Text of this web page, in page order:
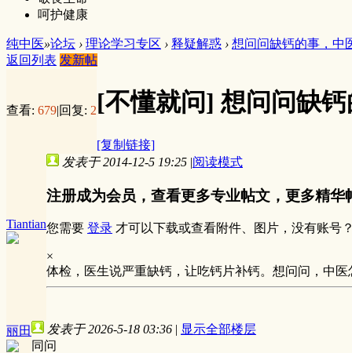
呵护健康
纯中医»论坛 › 理论学习专区 › 释疑解惑 › 想问问缺钙的事，中
返回列表 发新帖
查看: 679|回复: 2[不懂就问] 想问问缺
[复制链接]
Tiantian
发表于 2014-12-5 19:25 |阅读模式
注册成为会员，查看更多专业帖文，更多精华
您需要 登录 才可以下载或查看附件、图片，没有账号
×
体检，医生说严重缺钙，让吃钙片补钙。想问问，中
丽田 发表于 2026-5-18 03:36 | 显示全部楼层
同问